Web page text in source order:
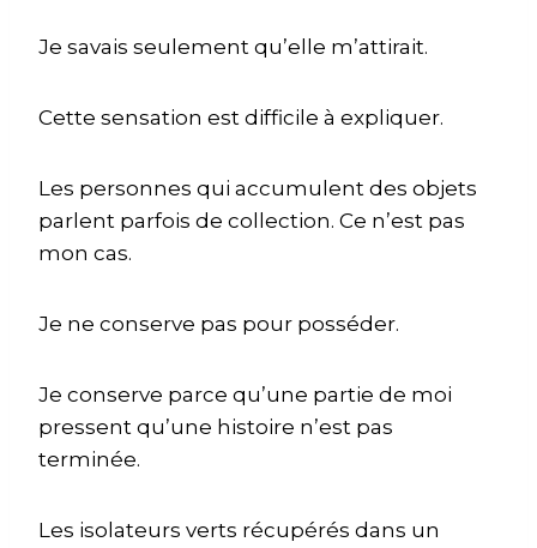
Je savais seulement qu’elle m’attirait.
Cette sensation est difficile à expliquer.
Les personnes qui accumulent des objets
parlent parfois de collection. Ce n’est pas
mon cas.
Je ne conserve pas pour posséder.
Je conserve parce qu’une partie de moi
pressent qu’une histoire n’est pas
terminée.
Les isolateurs verts récupérés dans un